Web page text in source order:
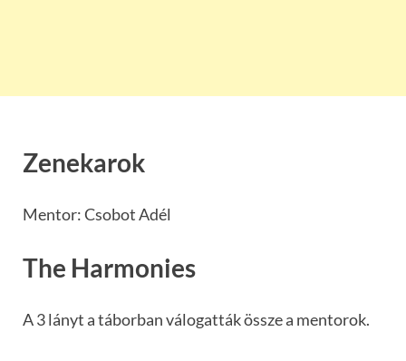
Zenekarok
Mentor: Csobot Adél
The Harmonies
A 3 lányt a táborban válogatták össze a mentorok.